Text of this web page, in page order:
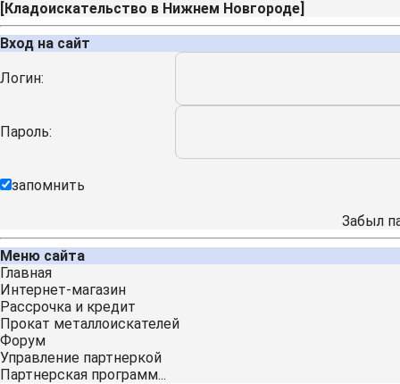
[Кладоискательство в Нижнем Новгороде]
Вход на сайт
Логин:
Пароль:
запомнить
Забыл
Меню сайта
Главная
Интернет-магазин
Рассрочка и кредит
Прокат металлоискателей
Форум
Управление партнеркой
Партнерская программ...